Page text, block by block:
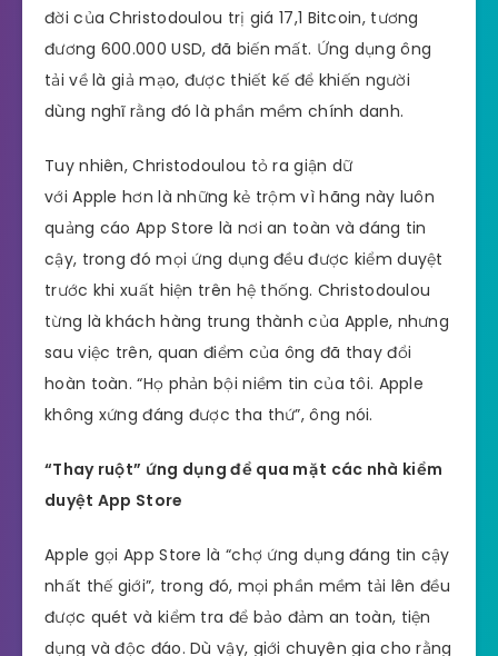
đời của Christodoulou trị giá 17,1 Bitcoin, tương
đương 600.000 USD, đã biến mất. Ứng dụng ông
tải về là giả mạo, được thiết kế để khiến người
dùng nghĩ rằng đó là phần mềm chính danh.
Tuy nhiên, Christodoulou tỏ ra giận dữ
với Apple hơn là những kẻ trộm vì hãng này luôn
quảng cáo App Store là nơi an toàn và đáng tin
cậy, trong đó mọi ứng dụng đều được kiểm duyệt
trước khi xuất hiện trên hệ thống. Christodoulou
từng là khách hàng trung thành của Apple, nhưng
sau việc trên, quan điểm của ông đã thay đổi
hoàn toàn. “Họ phản bội niềm tin của tôi. Apple
không xứng đáng được tha thứ”, ông nói.
“Thay ruột” ứng dụng để qua mặt các nhà kiểm
duyệt App Store
Apple gọi App Store là “chợ ứng dụng đáng tin cậy
nhất thế giới”, trong đó, mọi phần mềm tải lên đều
được quét và kiểm tra để bảo đảm an toàn, tiện
dụng và độc đáo. Dù vậy, giới chuyên gia cho rằng